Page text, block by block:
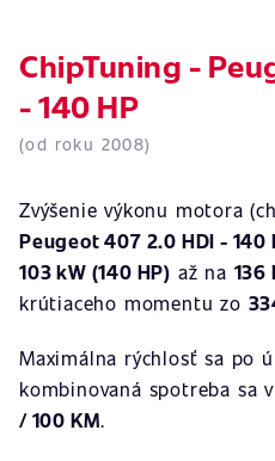
ChipTuning -
- 140 HP
(od roku 2008)
Zvýšenie výkonu motora
Peugeot 407 2.0 HDI - 140
103 kW (140 HP) až na 136
krútiaceho momentu zo
Maximálna rýchlosť sa po
kombinovaná spotreba sa
/ 100 KM.